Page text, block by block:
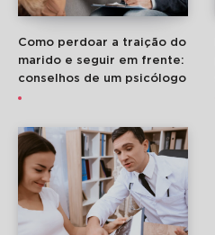
Como perdoar a traição do
marido e seguir em frente:
conselhos de um psicólogo